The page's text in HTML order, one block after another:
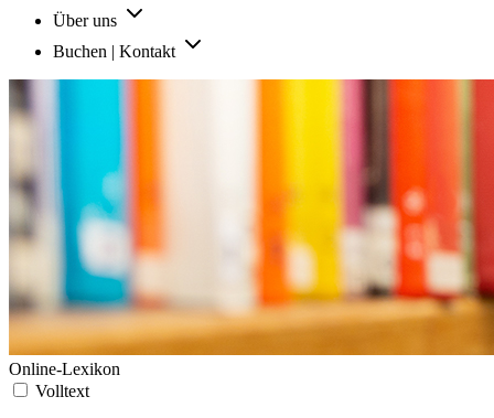
Über uns
Buchen | Kontakt
Online-Lexikon
Volltext